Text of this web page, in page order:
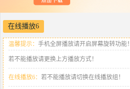
在线播放6
温馨提示： 手机全屏播放请开启屏幕旋转功能！
若不能播放请更换上方播放方式！
在线播放6： 若不能播放请切换在线播放组！